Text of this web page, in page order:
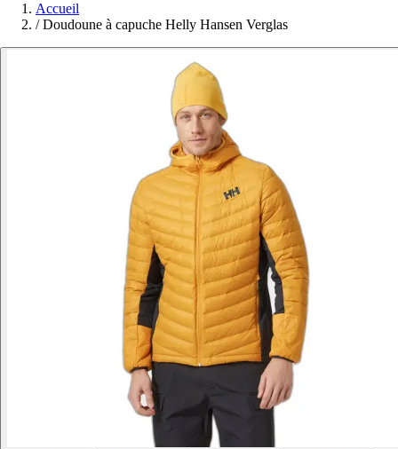
Accueil
/ Doudoune à capuche Helly Hansen Verglas